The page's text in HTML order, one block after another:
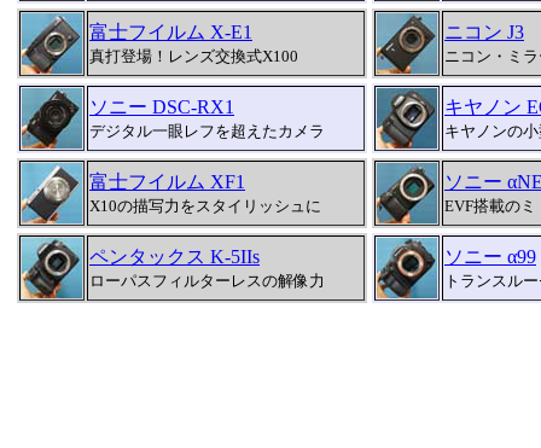
富士フイルム X-E1
真打登場！レンズ交換式X100
ニコン J3
ニコン・ミ
ソニー DSC-RX1
デジタル一眼レフを超えたカメラ
キヤノン
キヤノンの
富士フイルム XF1
X10の描写力をスタイリッシュに
ソニー
EVF搭載の
ペンタックス K-5IIs
ローパスフィルターレスの解像力
ソニー α99
トランスル